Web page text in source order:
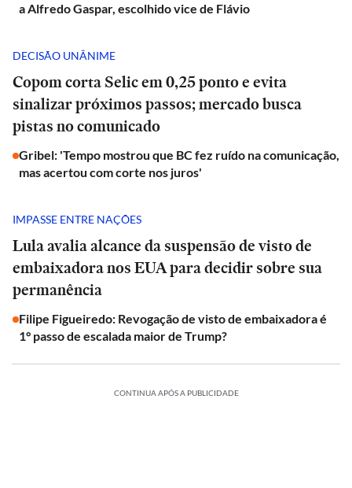
a Alfredo Gaspar, escolhido vice de Flávio
DECISÃO UNÂNIME
Copom corta Selic em 0,25 ponto e evita
sinalizar próximos passos; mercado busca
pistas no comunicado
Gribel: 'Tempo mostrou que BC fez ruído na comunicação,
mas acertou com corte nos juros'
IMPASSE ENTRE NAÇÕES
Lula avalia alcance da suspensão de visto de
embaixadora nos EUA para decidir sobre sua
permanência
Filipe Figueiredo: Revogação de visto de embaixadora é
1° passo de escalada maior de Trump?
CONTINUA APÓS A PUBLICIDADE